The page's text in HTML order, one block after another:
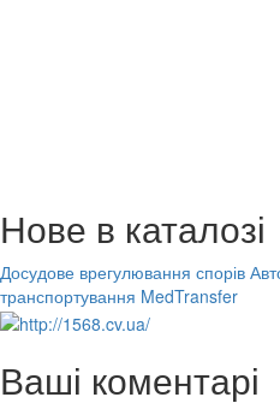
Нове в каталозі
Досудове врегулювання спорів
транспортування MedTransfer
Ваші коментарі